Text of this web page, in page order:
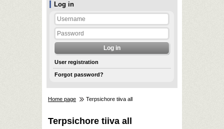
Log in
User registration
Forgot password?
Home page Terpsichore tiiva all
Terpsichore tiiva all